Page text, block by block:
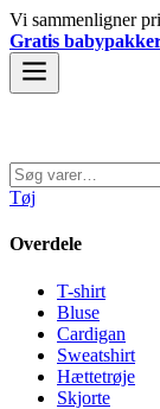
Spring
til
indhold
Vi sammenligner
Gratis
Søg
efter:
Tøj
Overdele
T-shirt
Bluse
Cardigan
Sweatshirt
Hættetrøje
Skjorte